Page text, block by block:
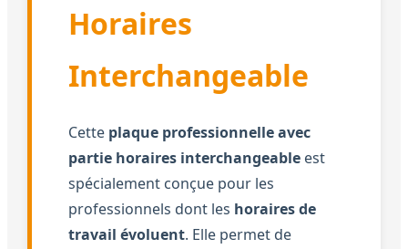
Horaires
Interchangeable
Cette plaque professionnelle avec
partie horaires interchangeableest
spécialement conçue pour les
professionnels dont les horaires de
travail évoluent. Elle permet de